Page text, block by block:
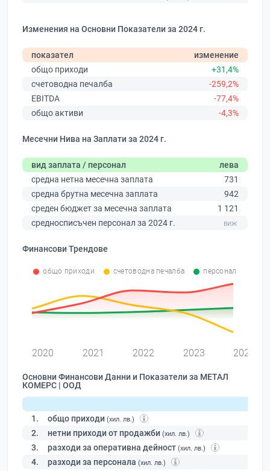
Изменения на Основни Показатели за 2024 г.
показател
изменение
общо приходи
+31,4%
счетоводна печалба
-259,2%
EBITDA
-77,4%
общо активи
-4,3%
Месечни Нива на Заплати за 2024 г.
вид заплата / персонал
лева
средна нетна месечна заплата
731
средна брутна месечна заплата
942
среден бюджет за месечна заплата
1 121
средносписъчен персонал за 2024 г.
Финансови Трендове
общо приходи счетоводна печалба персонал
2020 2021 2022 2023 2024
Основни Финансови Данни и Показатели за МЕТАЛ
КОМЕРС | ООД
1. общо приходи (хил. лв.)
2. нетни приходи от продажби (хил. лв.)
3. разходи за оперативна дейност (хил. лв.)
4. разходи за персонала (хил. лв.)